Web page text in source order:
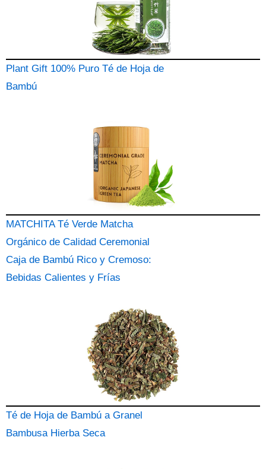
Plant Gift 100% Puro Té de Hoja de
Bambú
MATCHITA Té Verde Matcha
Orgánico de Calidad Ceremonial
Caja de Bambú Rico y Cremoso:
Bebidas Calientes y Frías
Té de Hoja de Bambú a Granel
Bambusa Hierba Seca